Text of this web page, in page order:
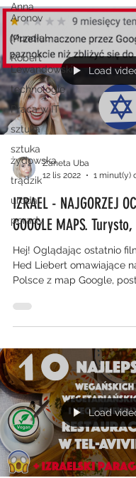
Anna
Aronov
Mundial
Robert
Lewandowski
technologie
Praca w IT
sztuka
sztuka
żydowska
trądzik
uroda
porady
Load
Zaneta Uba
12 lis 2022
1 minut(y)
IZRAEL - NAJGORZEJ
GOOGLE MAPS.
Hej! Oglądając ostatnio
Hed Liebert omawiające
Polsce z map Google,
Load